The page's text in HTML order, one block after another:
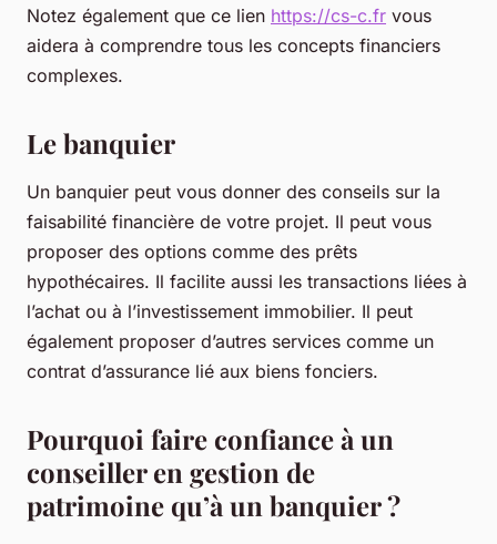
Notez également que ce lien https://cs-c.fr vous
aidera à comprendre tous les concepts financiers
complexes.
Le banquier
Un banquier peut vous donner des conseils sur la
faisabilité financière de votre projet. Il peut vous
proposer des options comme des prêts
hypothécaires. Il facilite aussi les transactions liées à
l’achat ou à l’investissement immobilier. Il peut
également proposer d’autres services comme un
contrat d’assurance lié aux biens fonciers.
Pourquoi faire confiance à un
conseiller en gestion de
patrimoine qu’à un banquier ?